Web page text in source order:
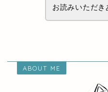
お読みいただき
ABOUT ME